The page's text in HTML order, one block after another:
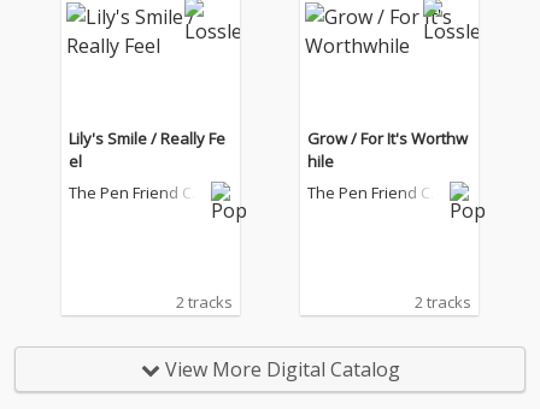
Lily's Smile / Really Fe
el
The Pen Friend Clu
2 tracks
Grow / For It's Worthw
hile
The Pen Friend Clu
2 tracks
View More Digital Catalog